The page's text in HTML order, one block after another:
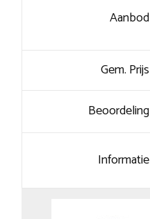
Aanbod
Gem. Prijs
Beoordeling
Informatie